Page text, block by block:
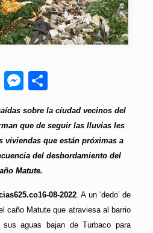
Telegram
Messenger
sobre la ciudad vecinos del
que de seguir las lluvias les
viviendas que están próximas a
del desbordamiento del
Matute.
08-2022. A un ‘dedo’ de
caño Matute que atraviesa al barrio
aguas bajan de Turbaco para